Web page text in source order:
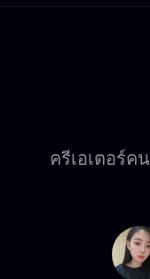
ครีเอเตอร์ค